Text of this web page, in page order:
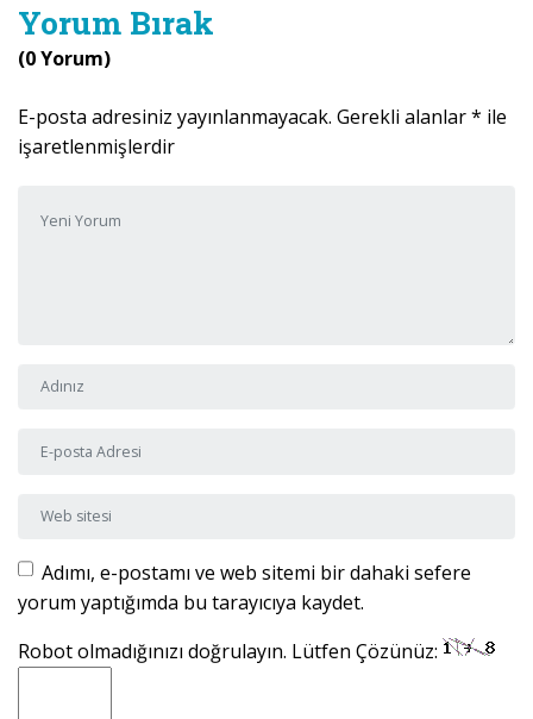
Yorum Bırak
(0 Yorum)
E-posta adresiniz yayınlanmayacak. Gerekli alanlar* ile
işaretlenmişlerdir
Adı ve Soyadı
E-posta Adresi
Web sitesi
Adımı, e-postamı ve web sitemi bir dahaki sefere
yorum yaptığımda bu tarayıcıya kaydet.
Robot olmadığınızı doğrulayın. Lütfen Çözünüz: